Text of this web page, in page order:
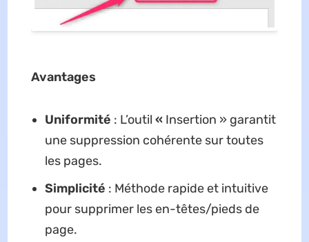
Avantages
Uniformité : L’outil « Insertion » garantit
une suppression cohérente sur toutes
les pages.
Simplicité : Méthode rapide et intuitive
pour supprimer les en-têtes/pieds de
page.